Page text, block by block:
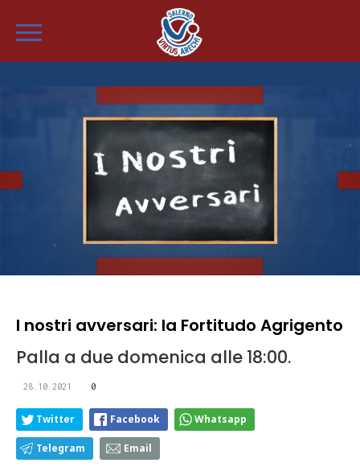
I nostri avversari: la Fortitudo Agrigento
Palla a due domenica alle 18:00.
28.10.2021 0
Twitter Facebook Whatsapp
Telegram Email